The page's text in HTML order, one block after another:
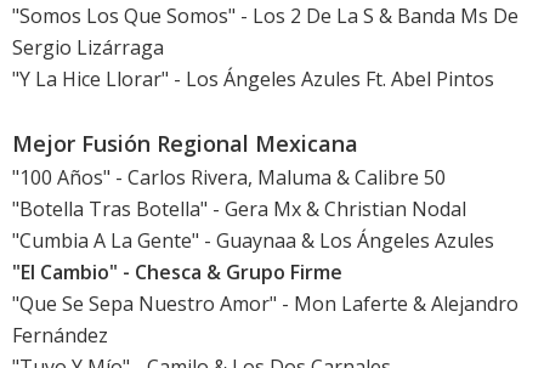
"Somos Los Que Somos" - Los 2 De La S & Banda Ms De
Sergio Lizárraga
"Y La Hice Llorar" - Los Ángeles Azules Ft. Abel Pintos
Mejor Fusión Regional Mexicana
"100 Años" - Carlos Rivera, Maluma & Calibre 50
"Botella Tras Botella" - Gera Mx & Christian Nodal
"Cumbia A La Gente" - Guaynaa & Los Ángeles Azules
"El Cambio" - Chesca & Grupo Firme
"Que Se Sepa Nuestro Amor" - Mon Laferte & Alejandro
Fernández